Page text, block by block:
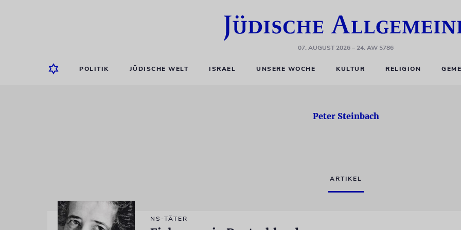
07. AUGUST 2026– 24. AW 5786
POLITIK JÜDISCHE WELT ISRAEL UNSERE WOCHE KULTUR RELIGION
Peter Steinbach
ARTIKEL
NS-TÄTER